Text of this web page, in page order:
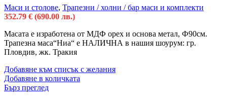
Маси и столове, Трапезни / холни / бар маси и комплекти
352.79 € (690.00 лв.)
Масата е изработена от МДФ орех и основа метал, Ф90см.
Трапезна маса“Ниа“ е НАЛИЧНА в нашия шоурум: гр.
Пловдив, жк. Тракия
Добавяне към списък с желания
Добавяне в количката
Бърз преглед